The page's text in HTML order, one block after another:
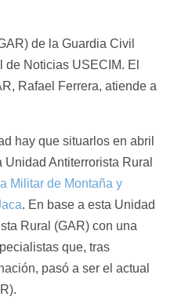
de la Guardia Civil
Noticias USECIM. El
Rafael Ferrera, atiende a
hay que situarlos en abril
Antiterrorista Rural
Militar de Montaña y
. En base a esta Unidad
Rural (GAR) con una
que, tras
pasó a ser el actual